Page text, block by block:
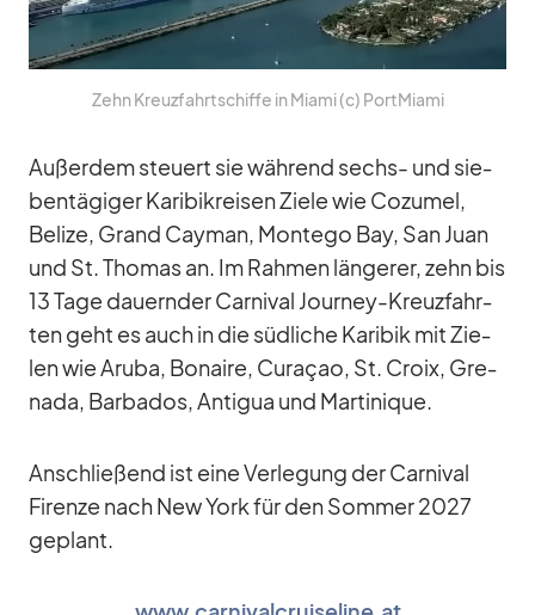
Zehn Kreuz­fahrt­schiffe in Mi­ami (c) Port­Mi­ami
Au­ßer­dem steu­ert sie wäh­rend sechs- und sie­
ben­tä­gi­ger Ka­ri­bik­rei­sen Ziele wie Co­zu­mel,
Be­lize, Grand Cayman, Mon­tego Bay, San Juan
und St. Tho­mas an. Im Rah­men län­ge­rer, zehn bis
13 Tage dau­ern­der Car­ni­val Jour­ney-Kreuz­fahr­
ten geht es auch in die süd­li­che Ka­ri­bik mit Zie­
len wie Aruba, Bon­aire, Cu­ra­çao, St. Croix, Gre­
nada, Bar­ba­dos, An­ti­gua und Mar­ti­ni­que.
An­schlie­ßend ist eine Ver­le­gung der Car­ni­val
Firenze nach New York für den Som­mer 2027
ge­plant.